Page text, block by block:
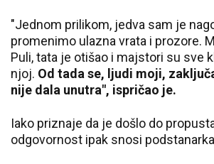
"Jednom prilikom, jedva sam je
promenimo ulazna vrata i prozore.
Puli, tata je otišao i majstori su sve
njoj. Od tada se, ljudi moji,
nije dala unutra", ispričao je.
Iako priznaje da je došlo do
odgovornost ipak snosi